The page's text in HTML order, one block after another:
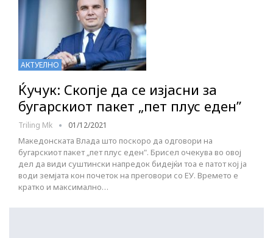
АКТУЕЛНО
Ќучук: Скопје да се изјасни за
бугарскиот пакет „пет плус еден”
Triling Mk 01/12/2021
Македонската Влада што поскоро да одговори на
бугарскиот пакет „пет плус еден". Брисел очекува во овој
дел да види суштински напредок бидејќи тоа е патот кој ја
води земјата кон почеток на преговори со ЕУ. Времето е
кратко и максимално…